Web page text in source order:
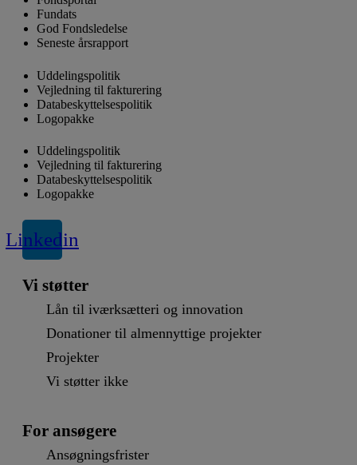
Fundats
God Fondsledelse
Seneste årsrapport
Uddelingspolitik
Vejledning til fakturering
Databeskyttelsespolitik
Logopakke
Uddelingspolitik
Vejledning til fakturering
Databeskyttelsespolitik
Logopakke
Linkedin
Vi støtter
Lån til iværksætteri og innovation
Donationer til almennyttige projekter
Projekter
Vi støtter ikke
For ansøgere
Ansøgningsfrister